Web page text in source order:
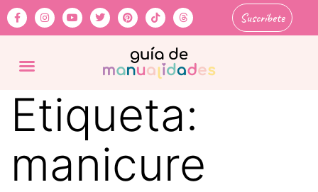
Suscríbete
Etiqueta:
manicure